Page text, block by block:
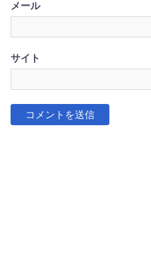
メール
サイト